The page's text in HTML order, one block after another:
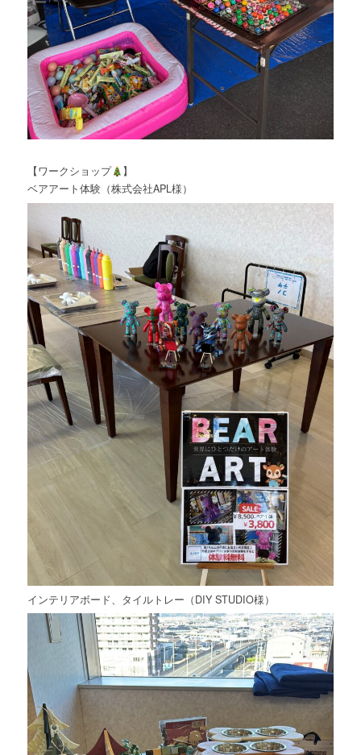
【ワークショップ
】
ベアアート体験（株式会社APL様）
インテリアボード、タイルトレー（DIY STUDIO様）